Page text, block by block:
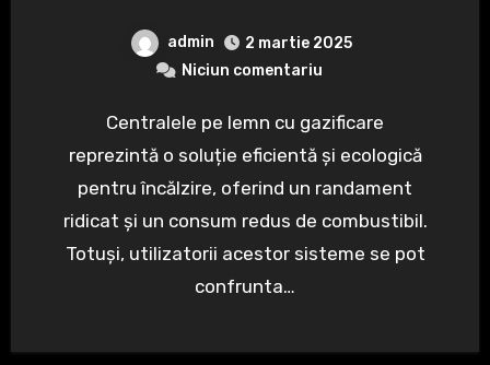
admin
2 martie 2025
Niciun comentariu
Centralele pe lemn cu gazificare
reprezintă o soluție eficientă și ecologică
pentru încălzire, oferind un randament
ridicat și un consum redus de combustibil.
Totuși, utilizatorii acestor sisteme se pot
confrunta…